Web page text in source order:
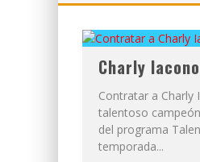
Charly Iacono
Contratar a Charly
talentoso
del programa
temporada...